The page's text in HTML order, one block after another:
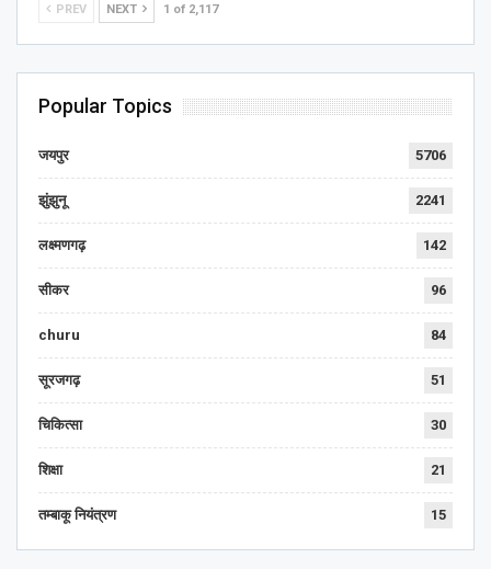
PREV NEXT 1 of 2,117
Popular Topics
जयपुर 5706
झुंझुनू 2241
लक्ष्मणगढ़ 142
सीकर 96
churu 84
सूरजगढ़ 51
चिकित्सा 30
शिक्षा 21
तम्बाकू नियंत्रण 15